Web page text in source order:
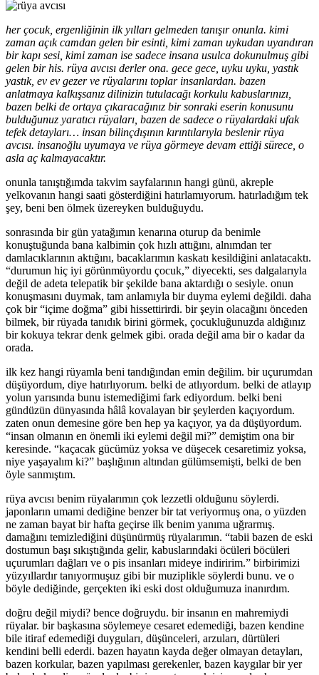
her çocuk, ergenliğinin ilk yılları gelmeden tanışır onunla. kimi
zaman açık camdan gelen bir esinti, kimi zaman uykudan uyandıran
bir kapı sesi, kimi zaman ise sadece insana usulca dokunulmuş gibi
gelen bir his. rüya avcısı derler ona. gece gece, uyku uyku, yastık
yastık, ev ev gezer ve rüyalarını toplar insanlardan. bazen
anlatmaya kalkışsanız dilinizin tutulacağı korkulu kabuslarınızı,
bazen belki de ortaya çıkaracağınız bir sonraki eserin konusunu
bulduğunuz yaratıcı rüyaları, bazen de sadece o rüyalardaki ufak
tefek detayları… insan bilinçdışının kırıntılarıyla beslenir rüya
avcısı. insanoğlu uyumaya ve rüya görmeye devam ettiği sürece, o
asla aç kalmayacaktır.
onunla tanıştığımda takvim sayfalarının hangi günü, akreple
yelkovanın hangi saati gösterdiğini hatırlamıyorum. hatırladığım tek
şey, beni ben ölmek üzereyken bulduğuydu.
sonrasında bir gün yatağımın kenarına oturup da benimle
konuştuğunda bana kalbimin çok hızlı attığını, alnımdan ter
damlacıklarının aktığını, bacaklarımın kaskatı kesildiğini anlatacaktı.
“durumun hiç iyi görünmüyordu çocuk,” diyecekti, ses dalgalarıyla
değil de adeta telepatik bir şekilde bana aktardığı o sesiyle. onun
konuşmasını duymak, tam anlamıyla bir duyma eylemi değildi. daha
çok bir “içime doğma” gibi hissettirirdi. bir şeyin olacağını önceden
bilmek, bir rüyada tanıdık birini görmek, çocukluğunuzda aldığınız
bir kokuya tekrar denk gelmek gibi. orada değil ama bir o kadar da
orada.
ilk kez hangi rüyamla beni tandığından emin değilim. bir uçurumdan
düşüyordum, diye hatırlıyorum. belki de atlıyordum. belki de atlayıp
yolun yarısında bunu istemediğimi fark ediyordum. belki beni
gündüzün dünyasında hâlâ kovalayan bir şeylerden kaçıyordum.
zaten onun demesine göre ben hep ya kaçıyor, ya da düşüyordum.
“insan olmanın en önemli iki eylemi değil mi?” demiştim ona bir
keresinde. “kaçacak gücümüz yoksa ve düşecek cesaretimiz yoksa,
niye yaşayalım ki?” başlığının altından gülümsemişti, belki de ben
öyle sanmıştım.
rüya avcısı benim rüyalarımın çok lezzetli olduğunu söylerdi.
japonların umami dediğine benzer bir tat veriyormuş ona, o yüzden
ne zaman bayat bir hafta geçirse ilk benim yanıma uğrarmış.
damağını temizlediğini düşünürmüş rüyalarımın. “tabii bazen de eski
dostumun başı sıkıştığında gelir, kabuslarındaki öcüleri böcüleri
uçurumları dağları ve o pis insanları mideye indiririm.” birbirimizi
yüzyıllardır tanıyormuşuz gibi bir muziplikle söylerdi bunu. ve o
böyle dediğinde, gerçekten iki eski dost olduğumuza inanırdım.
doğru değil miydi? bence doğruydu. bir insanın en mahremiydi
rüyalar. bir başkasına söylemeye cesaret edemediği, bazen kendine
bile itiraf edemediği duyguları, düşünceleri, arzuları, dürtüleri
kendini belli ederdi. bazen hayatın kayda değer olmayan detayları,
bazen korkular, bazen yapılması gerekenler, bazen kaygılar bir yer